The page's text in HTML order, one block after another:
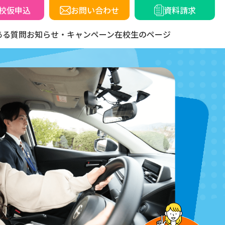
仮申込 お問い合わせ
資料請求
質問お知らせ・キャンペーン在校生のページ